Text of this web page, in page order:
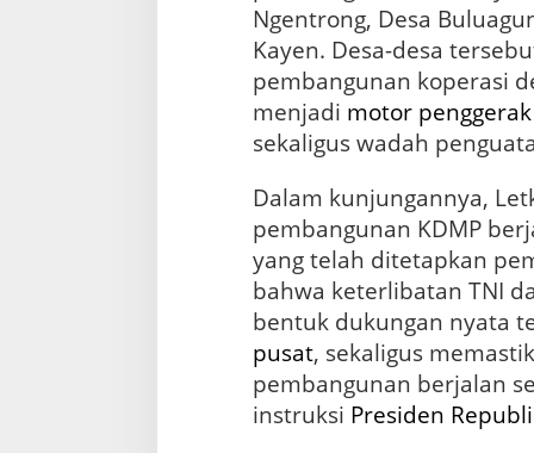
i
L
i
m
a
e
a
Ngentrong, Desa
Kayen. Desa-desa
pembangunan koperasi
menjadi motor penggerak
sekaligus wadah
Dalam kunjungannya,
pembangunan KDMP
yang telah ditetapkan
bahwa keterlibatan TNI
bentuk dukungan nyata
pusat, sekaligus
pembangunan berjalan
instruksi Presiden